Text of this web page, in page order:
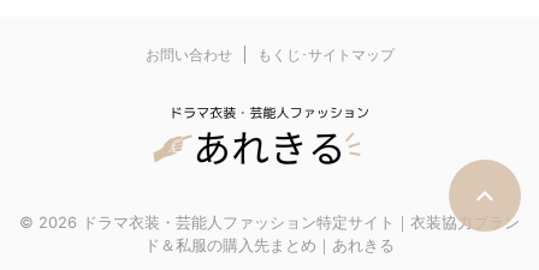
お問い合わせ もくじ･サイトマップ
© 2026 ドラマ衣装・芸能人ファッション特定サイト｜衣装協力ブラン
ド＆私服の購入先まとめ｜あれきる